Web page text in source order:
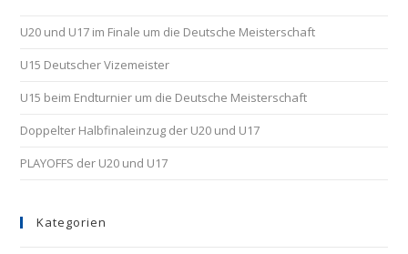
U20 und U17 im Finale um die Deutsche Meisterschaft
U15 Deutscher Vizemeister
U15 beim Endturnier um die Deutsche Meisterschaft
Doppelter Halbfinaleinzug der U20 und U17
PLAYOFFS der U20 und U17
Kategorien